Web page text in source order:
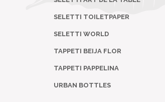
SELETTI TOILETPAPER
SELETTI WORLD
TAPPETI BEIJA FLOR
TAPPETI PAPPELINA
URBAN BOTTLES